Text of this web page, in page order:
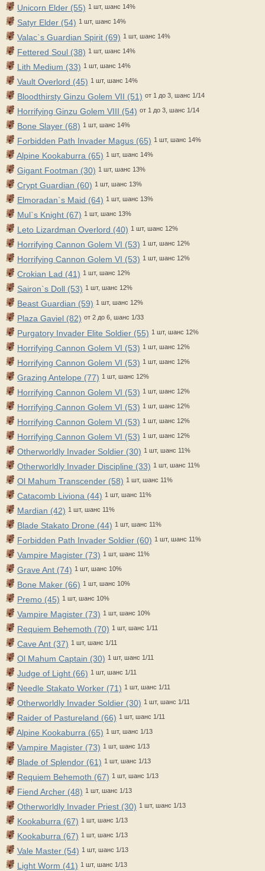
Unicorn Elder (55) 1 шт, шанс 14%
Satyr Elder (54) 1 шт, шанс 14%
Valac`s Guardian Spirit (69) 1 шт, шанс 14%
Fettered Soul (38) 1 шт, шанс 14%
Lith Medium (33) 1 шт, шанс 14%
Vault Overlord (45) 1 шт, шанс 14%
Bloodthirsty Ginzu Golem VII (51) от 1 до 3, шанс 1/14
Horrifying Ginzu Golem VIII (54) от 1 до 3, шанс 1/14
Bone Slayer (68) 1 шт, шанс 14%
Forbidden Path Invader Magus (65) 1 шт, шанс 14%
Alpine Kookaburra (65) 1 шт, шанс 14%
Gigant Footman (30) 1 шт, шанс 13%
Crypt Guardian (60) 1 шт, шанс 13%
Elmoradan`s Maid (64) 1 шт, шанс 13%
Mul`s Knight (67) 1 шт, шанс 13%
Leto Lizardman Overlord (40) 1 шт, шанс 12%
Horrifying Cannon Golem VI (53) 1 шт, шанс 12%
Horrifying Cannon Golem VI (53) 1 шт, шанс 12%
Crokian Lad (41) 1 шт, шанс 12%
Sairon`s Doll (53) 1 шт, шанс 12%
Beast Guardian (59) 1 шт, шанс 12%
Plaza Gaviel (82) от 2 до 6, шанс 1/33
Purgatory Invader Elite Soldier (55) 1 шт, шанс 12%
Horrifying Cannon Golem VI (53) 1 шт, шанс 12%
Horrifying Cannon Golem VI (53) 1 шт, шанс 12%
Grazing Antelope (77) 1 шт, шанс 12%
Horrifying Cannon Golem VI (53) 1 шт, шанс 12%
Horrifying Cannon Golem VI (53) 1 шт, шанс 12%
Horrifying Cannon Golem VI (53) 1 шт, шанс 12%
Horrifying Cannon Golem VI (53) 1 шт, шанс 12%
Otherworldly Invader Soldier (30) 1 шт, шанс 11%
Otherworldly Invader Discipline (33) 1 шт, шанс 11%
Ol Mahum Transcender (58) 1 шт, шанс 11%
Catacomb Liviona (44) 1 шт, шанс 11%
Mardian (42) 1 шт, шанс 11%
Blade Stakato Drone (44) 1 шт, шанс 11%
Forbidden Path Invader Soldier (60) 1 шт, шанс 11%
Vampire Magister (73) 1 шт, шанс 11%
Grave Ant (74) 1 шт, шанс 10%
Bone Maker (66) 1 шт, шанс 10%
Premo (45) 1 шт, шанс 10%
Vampire Magister (73) 1 шт, шанс 10%
Requiem Behemoth (70) 1 шт, шанс 1/11
Cave Ant (37) 1 шт, шанс 1/11
Ol Mahum Captain (30) 1 шт, шанс 1/11
Judge of Light (66) 1 шт, шанс 1/11
Needle Stakato Worker (71) 1 шт, шанс 1/11
Otherworldly Invader Soldier (30) 1 шт, шанс 1/11
Raider of Pastureland (66) 1 шт, шанс 1/11
Alpine Kookaburra (65) 1 шт, шанс 1/13
Vampire Magister (73) 1 шт, шанс 1/13
Blade of Splendor (61) 1 шт, шанс 1/13
Requiem Behemoth (67) 1 шт, шанс 1/13
Fiend Archer (48) 1 шт, шанс 1/13
Otherworldly Invader Priest (30) 1 шт, шанс 1/13
Kookaburra (67) 1 шт, шанс 1/13
Kookaburra (67) 1 шт, шанс 1/13
Vale Master (54) 1 шт, шанс 1/13
Light Worm (41) 1 шт, шанс 1/13